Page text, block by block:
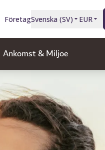
FöretagSvenska (SV) EUR
Ankomst & Miljoe